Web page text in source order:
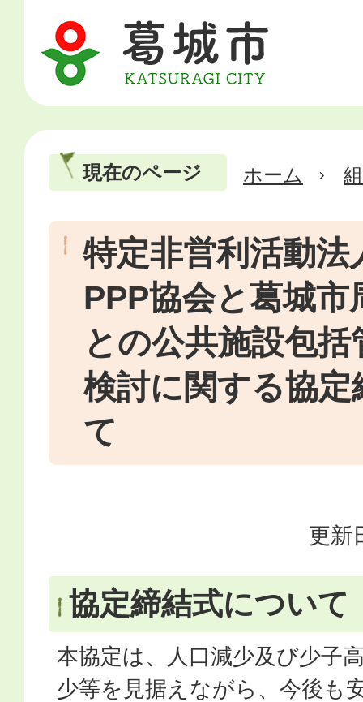
現在のページ ホーム
特定非営利活動法
PPP協会と葛城市
との公共施設包
検討に関する協
て
更新
協定締結式について
本協定は、人口減少及び少子
少等を見据えながら、今後も